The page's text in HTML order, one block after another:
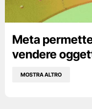
Meta
vendere
MOSTRA ALTRO